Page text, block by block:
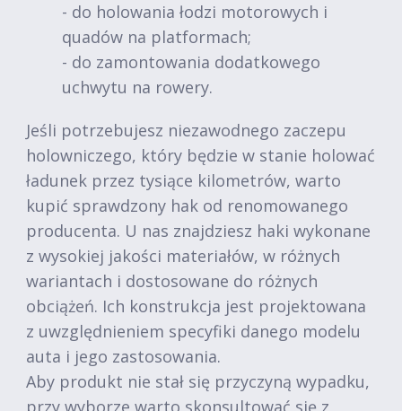
- do holowania łodzi motorowych i
quadów na platformach;
- do zamontowania dodatkowego
uchwytu na rowery.
Jeśli potrzebujesz niezawodnego zaczepu
holowniczego, który będzie w stanie holować
ładunek przez tysiące kilometrów, warto
kupić sprawdzony hak od renomowanego
producenta. U nas znajdziesz haki wykonane
z wysokiej jakości materiałów, w różnych
wariantach i dostosowane do różnych
obciążeń. Ich konstrukcja jest projektowana
z uwzględnieniem specyfiki danego modelu
auta i jego zastosowania.
Aby produkt nie stał się przyczyną wypadku,
przy wyborze warto skonsultować się z